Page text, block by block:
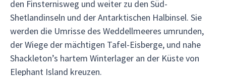
den Finsternisweg und weiter zu den Süd-
Shetlandinseln und der Antarktischen Halbinsel. Sie
werden die Umrisse des Weddellmeeres umrunden,
der Wiege der mächtigen Tafel-Eisberge, und nahe
Shackleton’s hartem Winterlager an der Küste von
Elephant Island kreuzen.